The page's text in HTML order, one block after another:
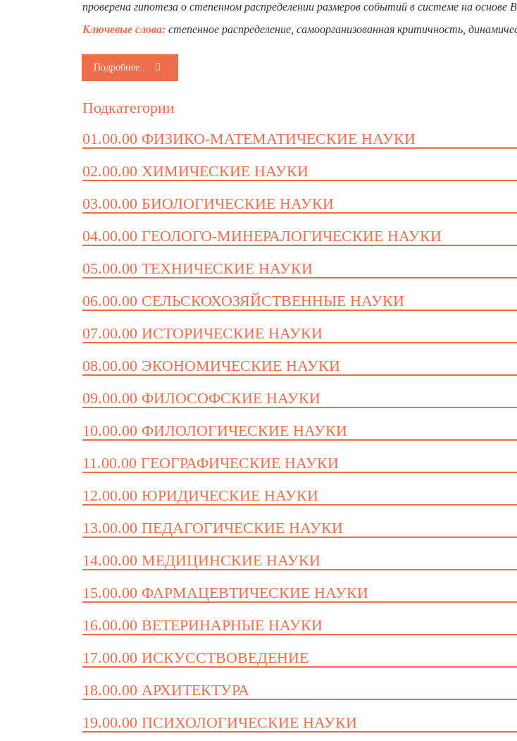
проверена гипотеза о степенном распределении размеров событий в системе на основе
Ключевые слова: степенное распределение, самоорганизованная критичность,
Подробнее...
Подкатегории
01.00.00 ФИЗИКО-МАТЕМАТИЧЕСКИЕ НАУКИ
02.00.00 ХИМИЧЕСКИЕ НАУКИ
03.00.00 БИОЛОГИЧЕСКИЕ НАУКИ
04.00.00 ГЕОЛОГО-МИНЕРАЛОГИЧЕСКИЕ НАУКИ
05.00.00 ТЕХНИЧЕСКИЕ НАУКИ
06.00.00 СЕЛЬСКОХОЗЯЙСТВЕННЫЕ НАУКИ
07.00.00 ИСТОРИЧЕСКИЕ НАУКИ
08.00.00 ЭКОНОМИЧЕСКИЕ НАУКИ
09.00.00 ФИЛОСОФСКИЕ НАУКИ
10.00.00 ФИЛОЛОГИЧЕСКИЕ НАУКИ
11.00.00 ГЕОГРАФИЧЕСКИЕ НАУКИ
12.00.00 ЮРИДИЧЕСКИЕ НАУКИ
13.00.00 ПЕДАГОГИЧЕСКИЕ НАУКИ
14.00.00 МЕДИЦИНСКИЕ НАУКИ
15.00.00 ФАРМАЦЕВТИЧЕСКИЕ НАУКИ
16.00.00 ВЕТЕРИНАРНЫЕ НАУКИ
17.00.00 ИСКУССТВОВЕДЕНИЕ
18.00.00 АРХИТЕКТУРА
19.00.00 ПСИХОЛОГИЧЕСКИЕ НАУКИ